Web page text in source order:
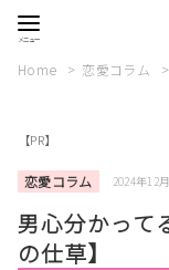
Home 恋愛コラム
【PR】
恋愛コラム 2024年12
男心分かって
の仕草】